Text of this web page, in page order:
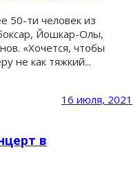
50-ти человек из
Йошкар-Олы,
«Хочется, чтобы
не как тяжкий...
16 июля, 2021
в